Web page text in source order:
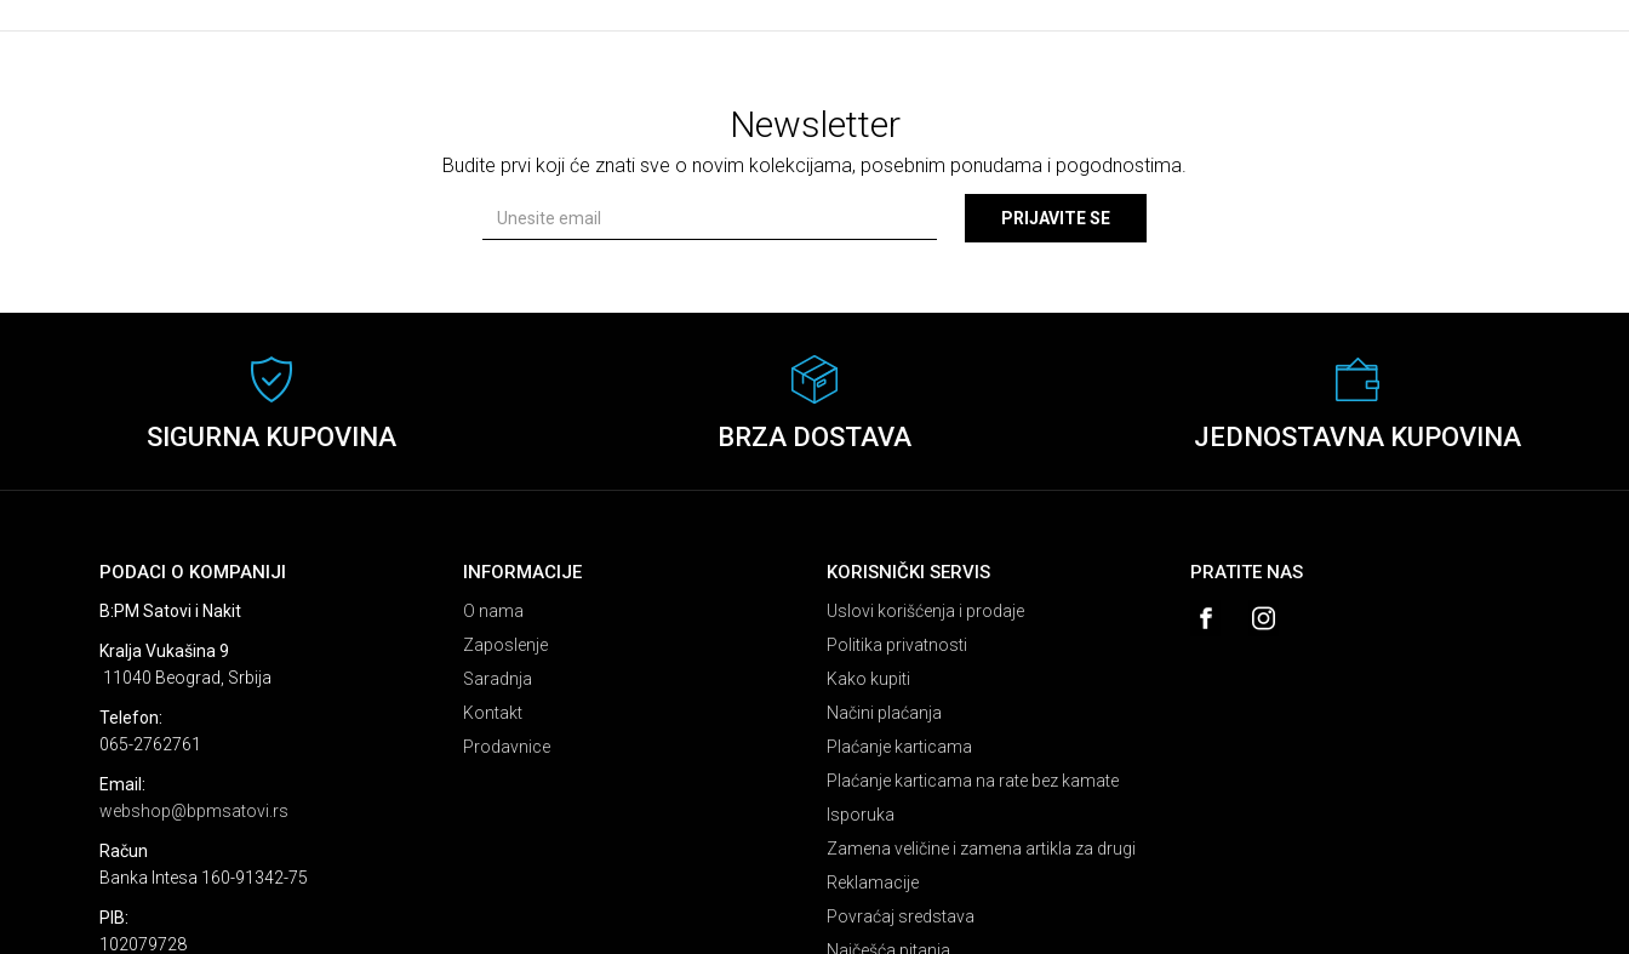
Newsletter
Budite prvi koji će znati sve o novim kolekcijama, posebnim ponudama i pogodnostima.
PRIJAVITE SE
SIGURNA KUPOVINA BRZA DOSTAVA JEDNOSTAVNA KUPOVINA
PODACI O KOMPANIJI
B:PM Satovi i Nakit
Kralja Vukašina 9
11040 Beograd, Srbija
Telefon:
065-2762761
Email:
webshop@bpmsatovi.rs
Račun
Banka Intesa 160-91342-75
PIB:
102079728
INFORMACIJE
O nama
Zaposlenje
Saradnja
Kontakt
Prodavnice
KORISNIČKI SERVIS
Uslovi korišćenja i prodaje
Politika privatnosti
Kako kupiti
Načini plaćanja
Plaćanje karticama
Plaćanje karticama na rate bez kamate
Isporuka
Zamena veličine i zamena artikla za drugi
Reklamacije
Povraćaj sredstava
Najčešća pitanja
PRATITE NAS